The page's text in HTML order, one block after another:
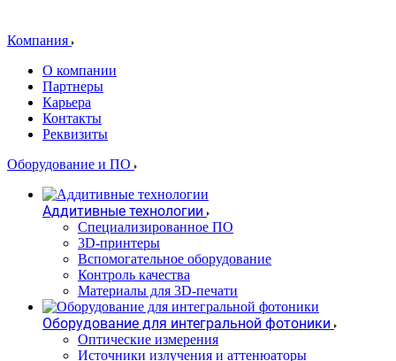
Компания
О компании
Партнеры
Карьера
Контакты
Реквизиты
Оборудование и ПО
Аддитивные технологии
Специализированное ПО
3D-принтеры
Вспомогательное оборудование
Контроль качества
Материалы для 3D-печати
Оборудование для интегральной фотоники
Оптические измерения
Источники излучения и аттенюаторы